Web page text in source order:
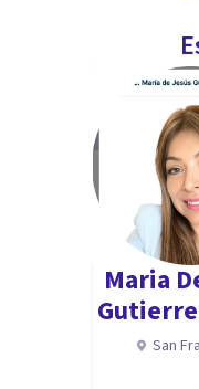
Maria
San